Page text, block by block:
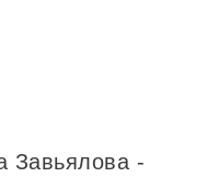
Завьялова -